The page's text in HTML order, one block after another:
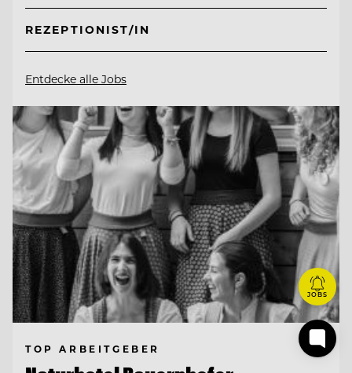
REZEPTIONIST/IN
Entdecke alle Jobs
TOP ARBEITGEBER
JOBS